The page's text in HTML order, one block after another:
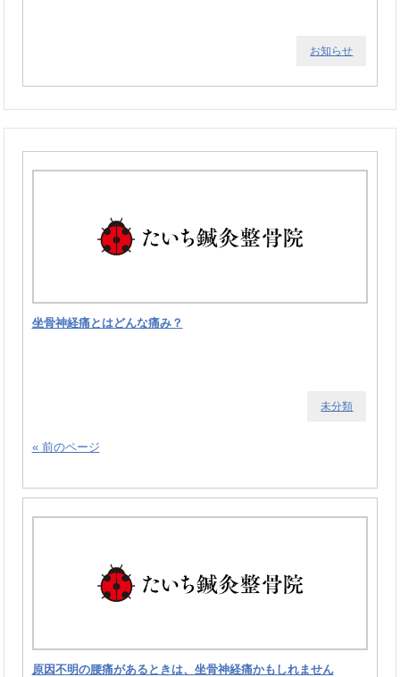
お知らせ
坐骨神経痛とはどんな痛み？
未分類
« 前のページ
原因不明の腰痛があるときは、坐骨神経痛かもしれません